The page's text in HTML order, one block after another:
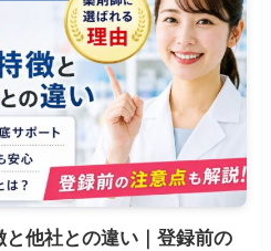
他社との違い｜登録前の